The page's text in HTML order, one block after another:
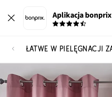
Aplikacja bonprix